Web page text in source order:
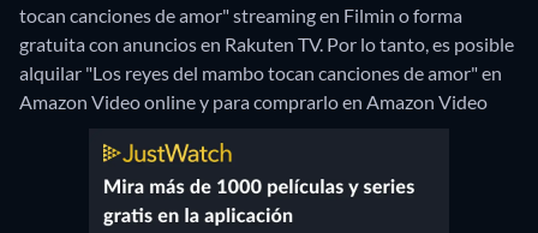
tocan canciones de amor" streaming en Filmin o forma
gratuita con anuncios en Rakuten TV. Por lo tanto, es posible
alquilar "Los reyes del mambo tocan canciones de amor" en
Amazon Video online y para comprarlo en Amazon Video